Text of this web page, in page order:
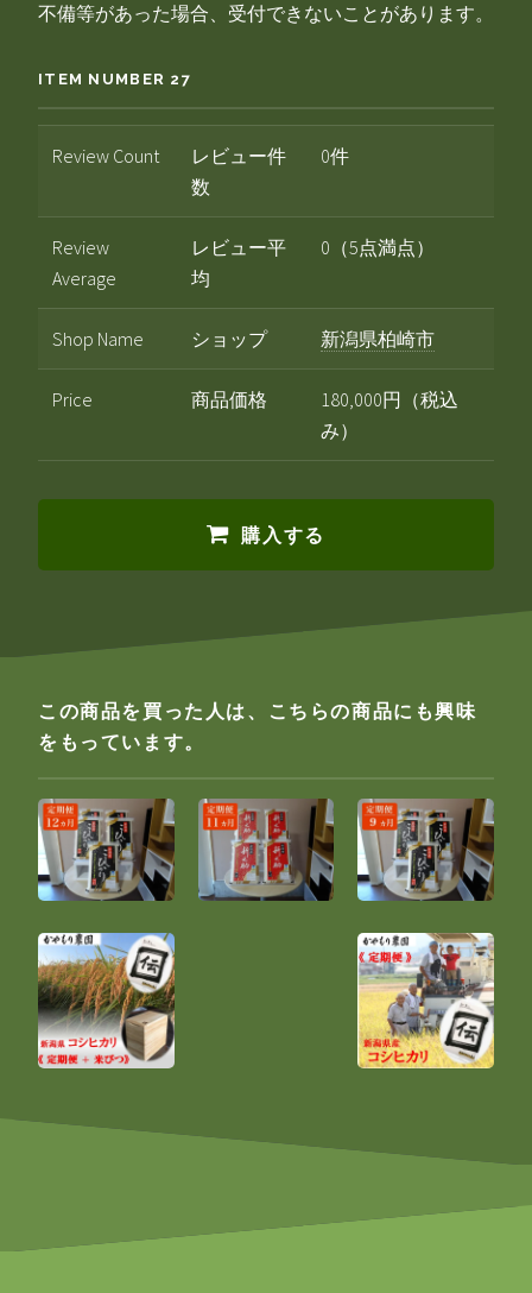
不備等があった場合、受付できないことがあります。
ITEM NUMBER 27
Review Count
レビュー件
数
0件
Review
Average
レビュー平
均
0（5点満点）
Shop Name ショップ 新潟県柏崎市
Price 商品価格
180,000円（税込
み）
購入する
この商品を買った人は、こちらの商品にも興味
をもっています。